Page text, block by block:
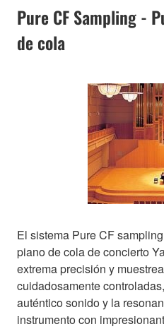
Pure CF Sampling -
de cola
El sistema Pure CF
piano de cola de concierto
extrema precisión y
cuidadosamente
auténtico sonido y la
instrumento con